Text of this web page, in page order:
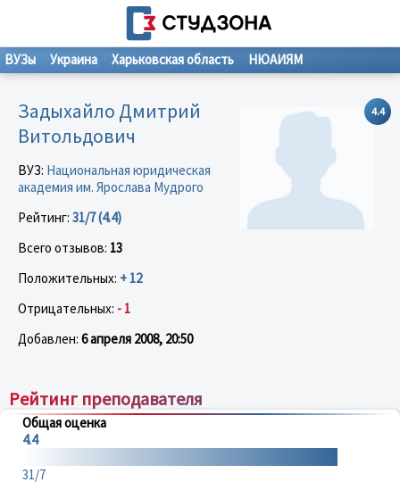
ВУЗы Украина Харьковская область НЮАИЯМ
4.4
Задыхайло Дмитрий
Витольдович
ВУЗ: Национальная юридическая
академия им. Ярослава Мудрого
Рейтинг: 31/7 (4.4)
Всего отзывов: 13
Положительных: + 12
Отрицательных: - 1
Добавлен: 6 апреля 2008, 20:50
Рейтинг преподавателя
Общая оценка
4.4
31/7